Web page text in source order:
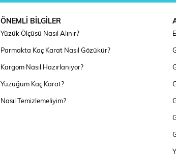
ÖNEMLİ BİLGİLER
Yüzük Ölçüsü Nasıl Alınır?
Parmakta Kaç Karat Nasıl Gözükür?
Kargom Nasıl Hazırlanıyor?
Yüzüğüm Kaç Karat?
Nasıl Temizlemeliyim?